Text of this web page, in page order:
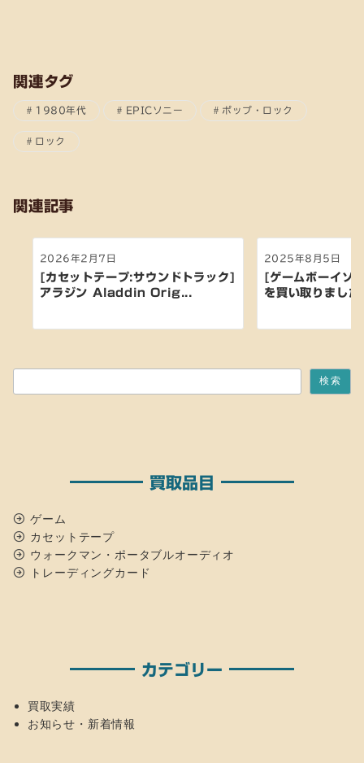
関連タグ
1980年代 EPICソニー ポップ・ロック
ロック
関連記事
2026年2月7日
[カセットテープ:サウンドトラック]
アラジン Aladdin Orig...
2025年8月5日
[ゲームボーイソ
を買い取りました
検索
買取品目
ゲーム
カセットテープ
ウォークマン・ポータブルオーディオ
トレーディングカード
カテゴリー
買取実績
お知らせ・新着情報